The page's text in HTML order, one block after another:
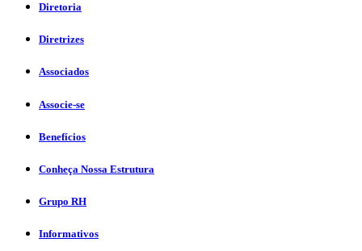
Diretoria
Diretrizes
Associados
Associe-se
Benefícios
Conheça Nossa Estrutura
Grupo RH
Informativos